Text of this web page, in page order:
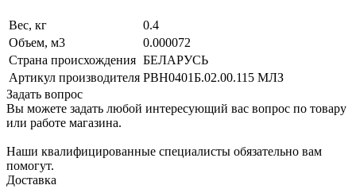
Вес, кг
0.4
Объем, м3
0.000072
Страна происхождения БЕЛАРУСЬ
Артикул производителя РВН0401Б.02.00.115 МЛЗ
Задать вопрос
Вы можете задать любой интересующий вас вопрос по товару
или работе магазина.
Наши квалифицированные специалисты обязательно вам
помогут.
Доставка